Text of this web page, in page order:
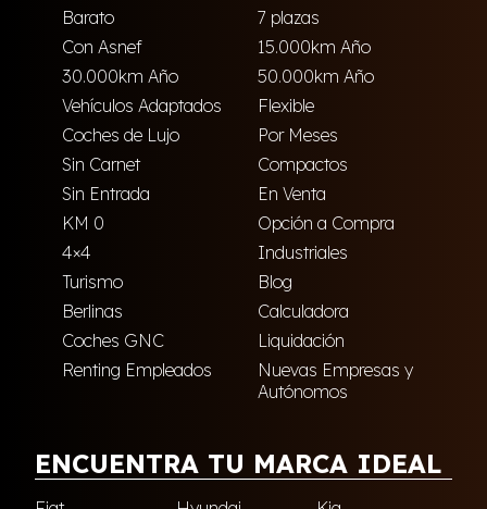
Barato
7 plazas
Con Asnef
15.000km Año
30.000km Año
50.000km Año
Vehículos Adaptados
Flexible
Coches de Lujo
Por Meses
Sin Carnet
Compactos
Sin Entrada
En Venta
KM 0
Opción a Compra
4×4
Industriales
Turismo
Blog
Berlinas
Calculadora
Coches GNC
Liquidación
Renting Empleados
Nuevas Empresas y
Autónomos
ENCUENTRA TU MARCA IDEAL